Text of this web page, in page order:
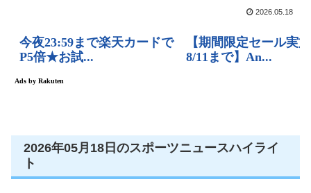
2026.05.18
2026年05月18日のスポーツニュースハイライ
ト